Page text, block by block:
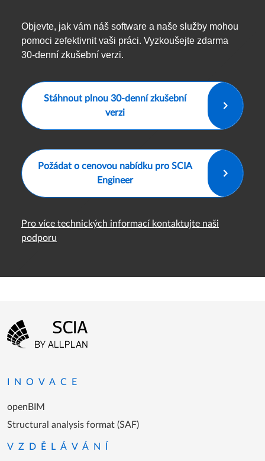
Objevte, jak vám náš software a naše služby mohou
pomoci zefektivnit vaši práci. Vyzkoušejte zdarma
30-denní zkušební verzi.
Stáhnout plnou 30-denní zkušební
verzi
Požádat o cenovou nabídku pro SCIA
Engineer
Pro více technických informací kontaktujte naši
podporu
Menu patičky
INOVACE
openBIM
Structural analysis format (SAF)
VZDĚLÁVÁNÍ